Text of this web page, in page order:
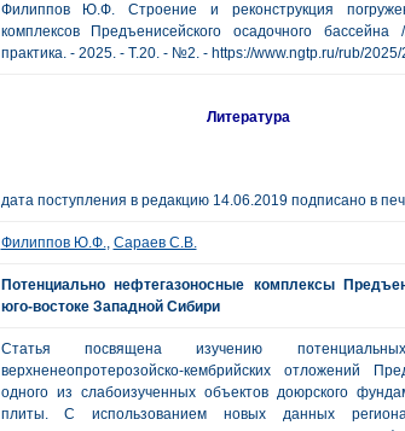
Филиппов Ю.Ф. Строение и реконструкция
комплексов Предъенисейского осадочного
практика. - 2025. - Т.20. - №2. - https://www.ngtp.ru/rub/
Литература
дата поступления в редакцию 14.06.2019 подписано в
Филиппов Ю.Ф., Сараев С.В.
Потенциально нефтегазоносные комплексы
юго-востоке Западной Сибири
Статья посвящена изучению
верхненеопротерозойско-кембрийских отложений
одного из слабоизученных объектов доюрского
плиты. С использованием новых данных